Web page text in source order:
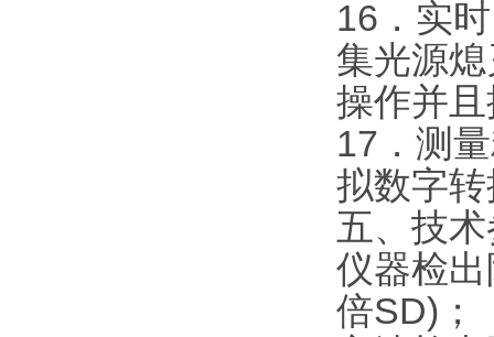
16．实
集光源
操作并
17．测
拟数字
五、技
仪器检
倍SD)；